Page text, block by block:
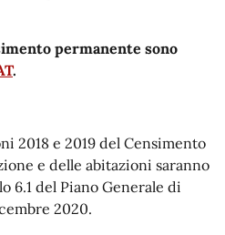
permanente sono
.
2018 e 2019 del Censimento
e delle abitazioni saranno
6.1 del Piano Generale di
2020.